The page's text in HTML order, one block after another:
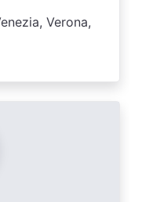
Verona,